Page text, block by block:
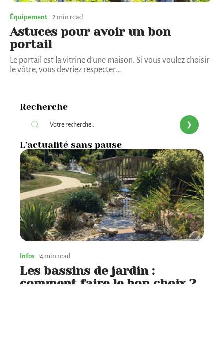
Équipement 2 min read
Astuces pour avoir un bon
portail
Le portail est la vitrine d’une maison. Si vous voulez choisir
le vôtre, vous devriez respecter…
Recherche
L’actualité sans pause
Infos 4 min read
Les bassins de jardin :
comment faire le bon choix ?